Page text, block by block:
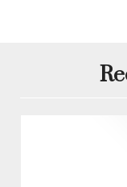
unghiilor, se
apoi se
luciul natural al